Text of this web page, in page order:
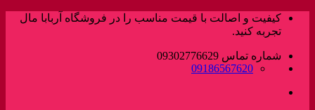
پرش
کیفیت و اصالت با قیمت مناسب را در فروشگاه آربابا مال
تجربه کنید.
شماره تماس 09302776629
09186567620